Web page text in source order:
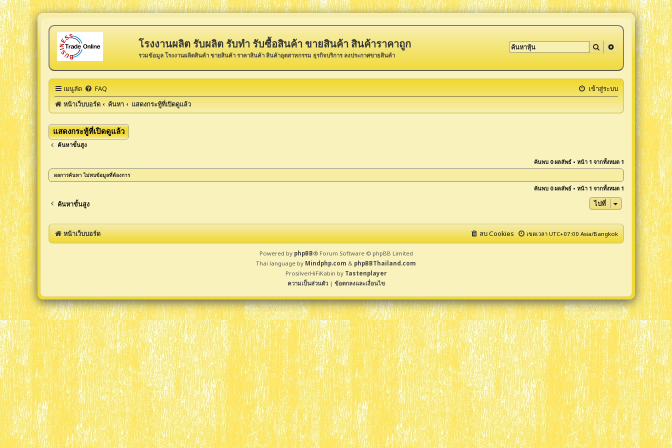
โรงงานผลิต รับผลิต รับทำ รับซื้อสินค้า ขายสินค้า สินค้าราคาถูก
รวมข้อมูล โรงงานผลิตสินค้า ขายสินค้า ราคาสินค้า สินค้าอุตสาหกรรม ธุรกิจบริการ ลงประกาศขายสินค้า
ค้นหา การค้นหาขั้นสูง
เมนูลัด FAQ
เข้าสู่ระบบ
หน้าเว็บบอร์ด
ค้นหา แสดงกระทู้ที่เปิดดูแล้ว
แสดงกระทู้ที่เปิดดูแล้ว
ค้นหาขั้นสูง
ค้นพบ 0 ผลลัพธ์ • หน้า 1 จากทั้งหมด 1
ผลการค้นหา ไม่พบข้อมูลที่ต้องการ
ค้นพบ 0 ผลลัพธ์ • หน้า 1 จากทั้งหมด 1
ค้นหาขั้นสูง ไปที่
หน้าเว็บบอร์ด เขตเวลา UTC+07:00 Asia/Bangkok
ลบ Cookies
Powered by phpBB® Forum Software © phpBB Limited
Thai language by Mindphp.com & phpBBThailand.com
ProsilverHiFiKabin by Tastenplayer
ความเป็นส่วนตัว| ข้อตกลงและเงื่อนไข